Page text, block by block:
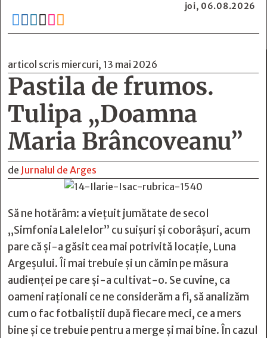
joi, 06.08.2026
     
articol scris miercuri, 13 mai 2026
Pastila de frumos.
Tulipa „Doamna
Maria Brâncoveanu”
de Jurnalul de Arges
Să ne hotărâm: a viețuit jumătate de secol
„Simfonia Lalelelor” cu suișuri și coborâșuri, acum
pare că și-a găsit cea mai potrivită locație, Luna
Argeșului. Îi mai trebuie și un cămin pe măsura
audienței pe care și-a cultivat-o. Se cuvine, ca
oameni raționali ce ne considerăm a fi, să analizăm
cum o fac fotbaliștii după fiecare meci, ce a mers
bine și ce trebuie pentru a merge și mai bine. În cazul